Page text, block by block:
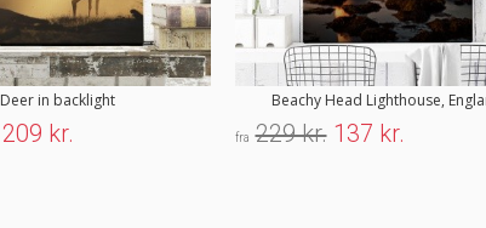
Deer in backlight
209 kr.
Beachy Head Lighthouse,
fra 229 kr. 137 kr.